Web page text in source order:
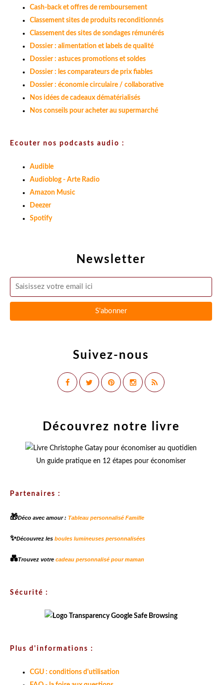
Newsletter
Suivez-nous
Cash-back et offres de remboursement
Classement sites de produits reconditionnés
Classement des sites de sondages rémunérés
Dossier : alimentation et labels de qualité
Dossier : astuces promotions et soldes
Dossier : les comparateurs de prix fiables
Dossier : économie circulaire / collaborative
Nos idées de cadeaux dématérialisés
Nos conseils pour acheter au supermarché
Ecouter nos podcasts audio :
Audible
Audioblog - Arte Radio
Amazon Music
Deezer
Spotify
Découvrez notre livre
Un guide pratique en 12 étapes pour économiser
Partenaires :
🎁Déco avec amour : Tableau personnalisé Famille
✨Découvrez les boules lumineuses personnalisées
💑Trouvez votre cadeau personnalisé pour maman
Sécurité :
Plus d'informations :
CGU : conditions d'utilisation